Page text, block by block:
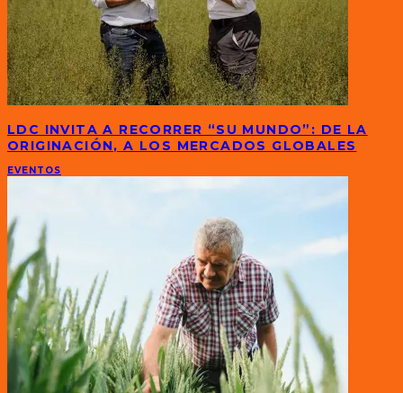
LDC INVITA A RECORRER “SU MUNDO”: DE LA
ORIGINACIÓN, A LOS MERCADOS GLOBALES
EVENTOS